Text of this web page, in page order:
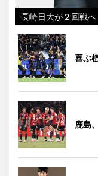
長崎日大が２回戦
喜ぶ
鹿島